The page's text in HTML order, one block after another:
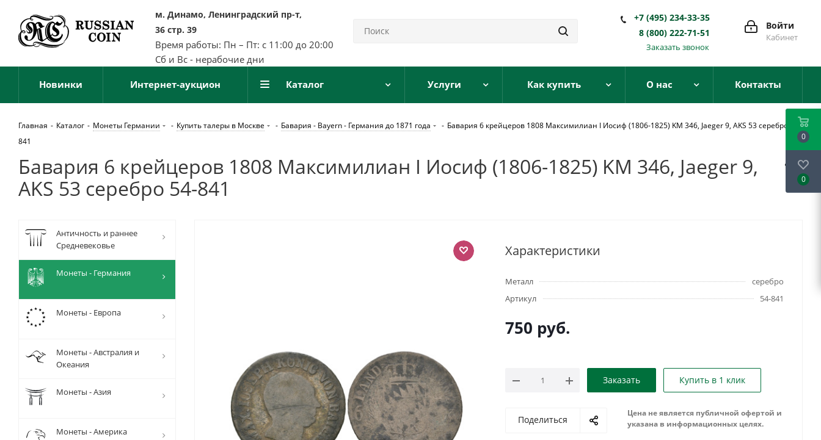
м. Динамо, Ленинградский пр-т,
36 стр. 39
Время работы: Пн – Пт: с 11:00 до 20:00
Сб и Вс - нерабочие дни
Войти
Кабинет
+7 (495) 234-33-35
8 (800) 222-71-51
Заказать звонок
Новинки Интернет-аукцион Каталог Услуги Как купить О нас Контакты
Главная - Каталог - Монеты Германии - Купить талеры в Москве - Бавария - Bayern - Германия до 1871 года - Бавария 6 крейцеров 1808 Максимилиан I Иосиф (1806-1825) KM 346, Jaeger 9, AKS 53 серебро 54-
841
Бавария 6 крейцеров 1808 Максимилиан I Иосиф (1806-1825) KM 346, Jaeger 9,
AKS 53 серебро 54-841
Характеристики
Металл
серебро
Артикул
54-841
750 руб.
Заказать Купить в 1 клик
Поделиться
Цена не является публичной офертой и
указана в информационных целях.
Античность и раннее
Средневековье
Монеты - Германия
Монеты - Европа
Монеты - Австралия и
Океания
Монеты - Азия
Монеты - Америка
0
0